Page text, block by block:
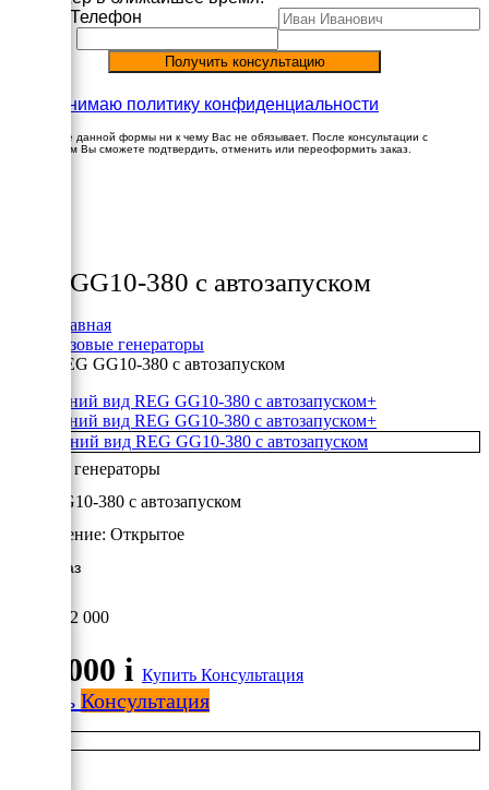
Телефон
Принимаю политику конфиденциальности
Заполнение данной формы ни к чему Вас не обязывает. После консультации с
менеджером Вы сможете подтвердить, отменить или переоформить заказ.
REG GG10-380 с автозапуском
Главная
Газовые генераторы
REG GG10-380 с автозапуском
+
+
Газовые генераторы
REG GG10-380 с автозапуском
Исполнение: Открытое
10 кВт/Газ
342 000
342 000 i Купить Консультация
Купить Консультация